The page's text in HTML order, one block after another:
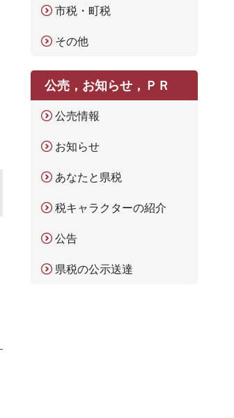
市税・町税
その他
公売，お知らせ，ＰＲ
公売情報
お知らせ
あなたと県税
税キャラクターの紹介
公告
県税の公示送達